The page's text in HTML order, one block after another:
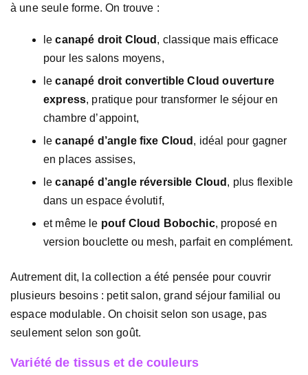
à une seule forme. On trouve :
lecanapé droit Cloud , classique mais efficace
pour les salons moyens,
lecanapé droit convertible Cloud ouverture
express, pratique pour transformer le séjour en
chambre d’appoint,
lecanapé d’angle fixe Cloud , idéal pour gagner
en places assises,
lecanapé d’angle réversible Cloud , plus flexible
dans un espace évolutif,
et même le pouf Cloud Bobochic, proposé en
version bouclette ou mesh, parfait en complément.
Autrement dit, la collection a été pensée pour couvrir
plusieurs besoins : petit salon, grand séjour familial ou
espace modulable. On choisit selon son usage, pas
seulement selon son goût.
Variété de tissus et de couleurs